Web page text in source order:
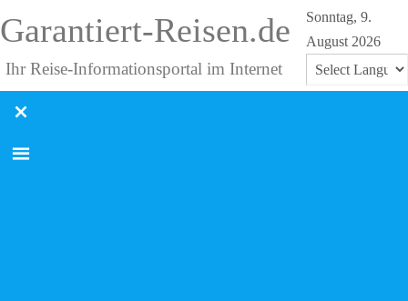
Garantiert-Reisen.de
Ihr Reise-Informationsportal im Internet
Sonntag, 9.
August 2026